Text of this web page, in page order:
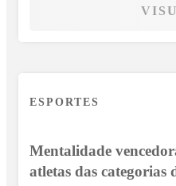
ESPORTES
Mentalidade
atletas das categorias